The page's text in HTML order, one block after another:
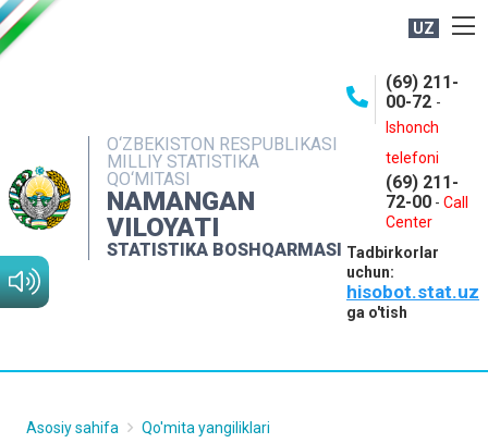
UZ
O‘ZBEKISTON RESPUBLIKASI
MILLIY STATISTIKA
QO‘MITASI
NAMANGAN
VILOYATI
STATISTIKA BOSHQARMASI
(69) 211-
00-72 -
Ishonch
telefoni
(69) 211-
72-00 - Call
Center
Tadbirkorlar
uchun:
hisobot.stat.uz
ga o'tish
NASHRLAR
INTERAKTIV XIZMATLAR
MATBUOT XIZMATI
MUROJAATLAR
Asosiy sahifa Qo'mita yangiliklari